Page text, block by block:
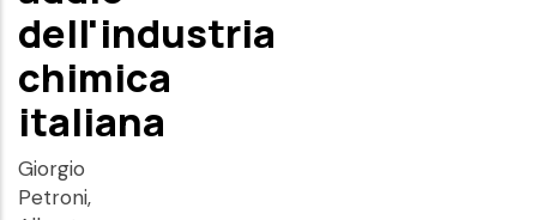
dell'industria
chimica
italiana
Giorgio
Petroni,